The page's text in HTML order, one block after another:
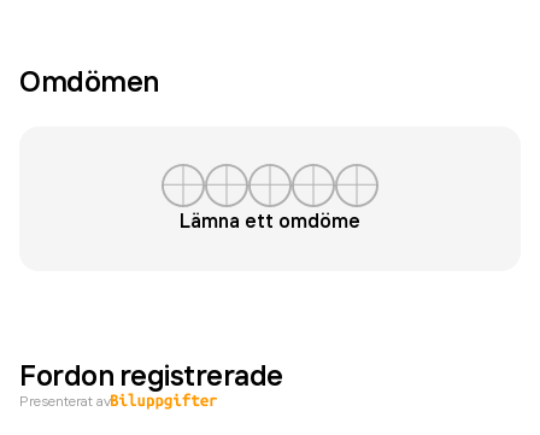
Omdömen
Lämna ett omdöme
Fordon registrerade
Presenterat av